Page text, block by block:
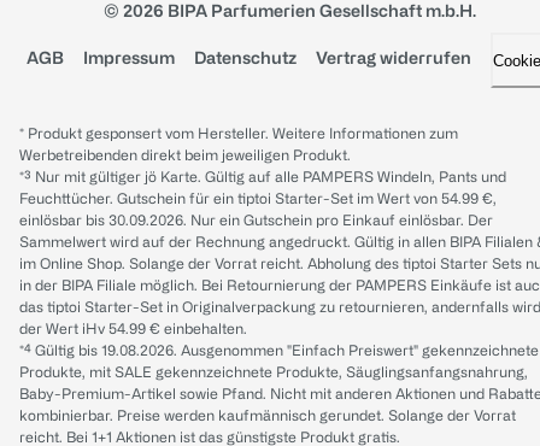
© 2026 BIPA Parfumerien Gesellschaft m.b.H.
AGB Impressum Datenschutz Vertrag widerrufen
* Produkt gesponsert vom Hersteller. Weitere Informationen zum
Werbetreibenden direkt beim jeweiligen Produkt.
*³ Nur mit gültiger jö Karte. Gültig auf alle PAMPERS Windeln, Pants und
Feuchttücher. Gutschein für ein tiptoi Starter-Set im Wert von 54.99 €,
einlösbar bis 30.09.2026. Nur ein Gutschein pro Einkauf einlösbar. Der
Sammelwert wird auf der Rechnung angedruckt. Gültig in allen BIPA Filialen
im Online Shop. Solange der Vorrat reicht. Abholung des tiptoi Starter Sets
in der BIPA Filiale möglich. Bei Retournierung der PAMPERS Einkäufe ist
das tiptoi Starter-Set in Originalverpackung zu retournieren, andernfalls wird
der Wert iHv 54.99 € einbehalten.
*⁴ Gültig bis 19.08.2026. Ausgenommen "Einfach Preiswert" gekennzeichnete
Produkte, mit SALE gekennzeichnete Produkte, Säuglingsanfangsnahrung,
Baby-Premium-Artikel sowie Pfand. Nicht mit anderen Aktionen und
kombinierbar. Preise werden kaufmännisch gerundet. Solange der Vorrat
reicht. Bei 1+1 Aktionen ist das günstigste Produkt gratis.